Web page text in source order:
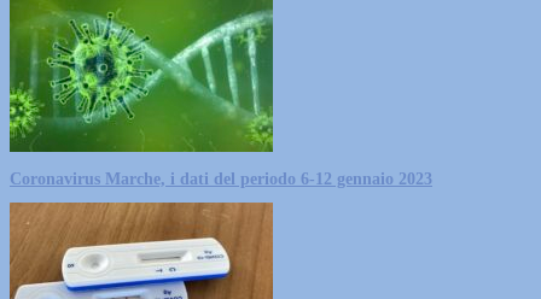
Coronavirus Marche, i dati del periodo 6-12 gennaio 2023